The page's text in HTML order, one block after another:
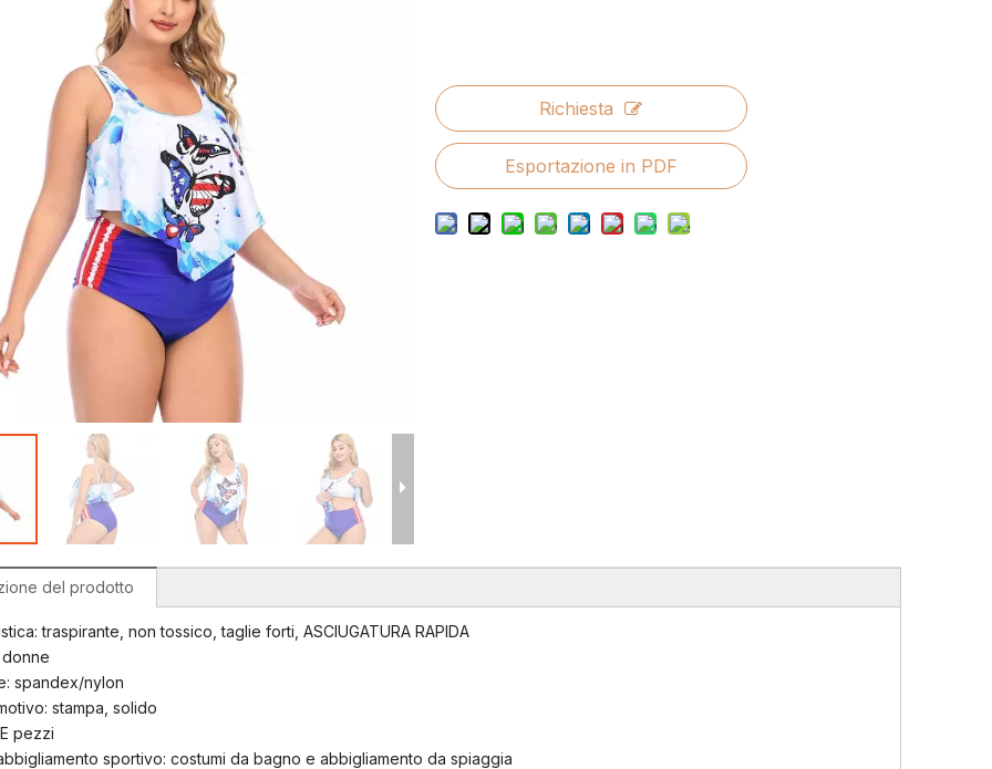
da bagno sportivi da donna
da bagno da uomo
da bagno per bambini Richiesta
Esportazione in PDF
del prodotto
traspirante, non tossico, taglie forti, ASCIUGATURA RAPIDA
spandex/nylon
stampa, solido
pezzi
sportivo: costumi da bagno e abbigliamento da spiaggia